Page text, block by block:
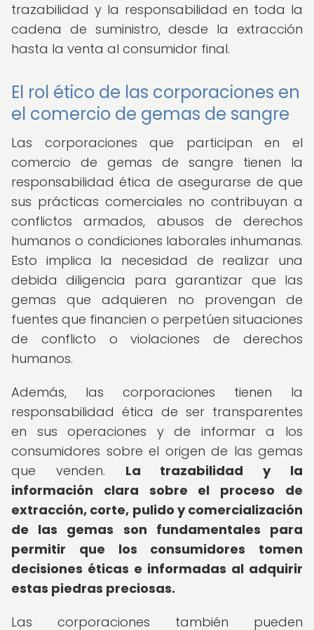
trazabilidad y la responsabilidad en toda la
cadena de suministro, desde la extracción
hasta la venta al consumidor final.
El rol ético de las corporaciones en
el comercio de gemas de sangre
Las corporaciones que participan en el
comercio de gemas de sangre tienen la
responsabilidad ética de asegurarse de que
sus prácticas comerciales no contribuyan a
conflictos armados, abusos de derechos
humanos o condiciones laborales inhumanas.
Esto implica la necesidad de realizar una
debida diligencia para garantizar que las
gemas que adquieren no provengan de
fuentes que financien o perpetúen situaciones
de conflicto o violaciones de derechos
humanos.
Además, las corporaciones tienen la
responsabilidad ética de ser transparentes
en sus operaciones y de informar a los
consumidores sobre el origen de las gemas
que venden. La trazabilidad y la
información clara sobre el proceso de
extracción, corte, pulido y comercialización
de las gemas son fundamentales para
permitir que los consumidores tomen
decisiones éticas e informadas al adquirir
estas piedras preciosas.
Las corporaciones también pueden